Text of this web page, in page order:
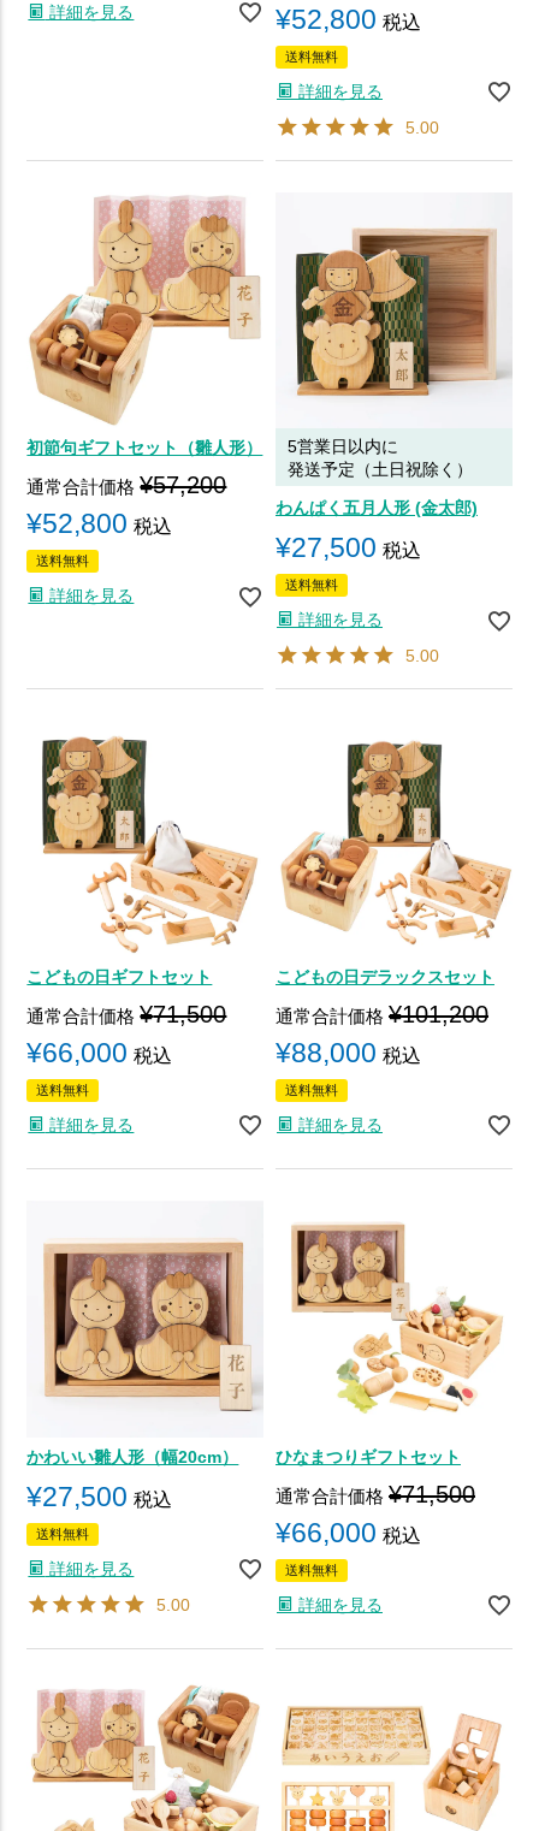
詳細を見る ¥52,800 税込
送料無料
詳細を見る
5.00
初節句ギフトセット（雛人形）
通常合計価格 ¥57,200
¥52,800 税込
送料無料
詳細を見る
5営業日以内に
発送予定（土日祝除く）
わんぱく五月人形 (金太郎)
¥27,500 税込
送料無料
詳細を見る
5.00
こどもの日ギフトセット
通常合計価格 ¥71,500
¥66,000 税込
送料無料
詳細を見る
こどもの日デラックスセット
通常合計価格 ¥101,200
¥88,000 税込
送料無料
詳細を見る
かわいい雛人形（幅20cm）
¥27,500 税込
送料無料
詳細を見る
5.00
ひなまつりギフトセット
通常合計価格 ¥71,500
¥66,000 税込
送料無料
詳細を見る